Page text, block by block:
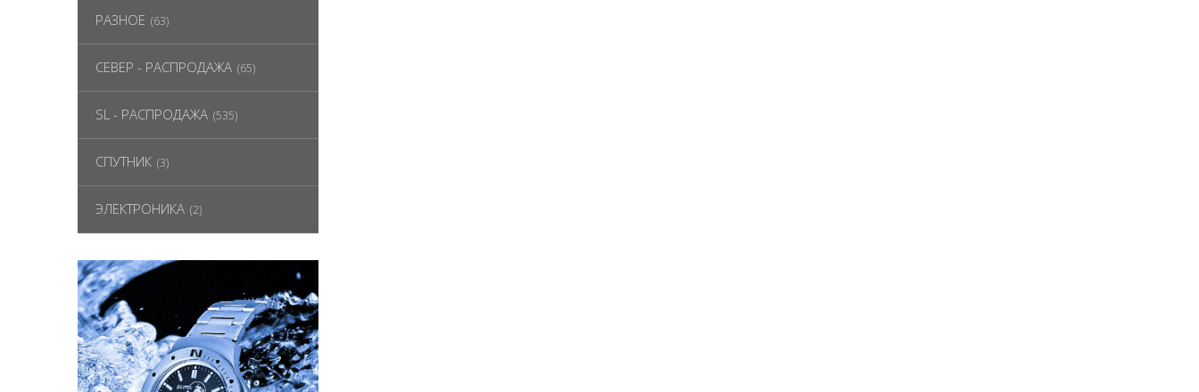
РАЗНОЕ (63)
СЕВЕР - РАСПРОДАЖА (65)
SL - РАСПРОДАЖА (535)
СПУТНИК (3)
ЭЛЕКТРОНИКА (2)